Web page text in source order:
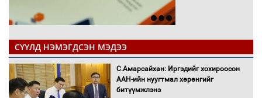
СҮҮЛД НЭМЭГДСЭН МЭДЭЭ
С.Амарсайхан: Иргэдийг хохироосон
ААН-ийн нуугтмал хөрөнгийг
битүүмжлэнэ